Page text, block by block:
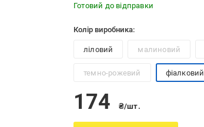
Готовий до відправки
Колір виробника:
ліловий малиновий
темно-рожевий фіалковий
174 ₴/шт.